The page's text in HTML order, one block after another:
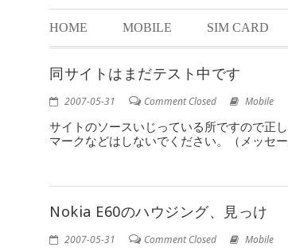
HOME MOBILE SIM CARD
同サイトはまだテスト中です
2007-05-31 Comment Closed Mobile
サイトのソースいじっている所ですので正
マークなどはしないでください。（メッセー
Nokia E60のハウジング、見っけ
2007-05-31 Comment Closed Mobile